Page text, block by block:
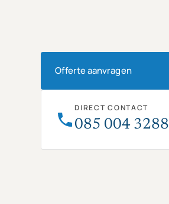
Offerte aanvragen
DIRECT CONTACT
085 004 3288